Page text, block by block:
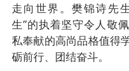
走向世界。樊锦诗先
生”的执着坚守令人敬
私奉献的高尚品格值得
砺前行、团结奋斗。